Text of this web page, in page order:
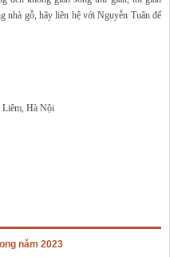
nhà gỗ, hãy liên hệ với Nguyễn Tuân để
Hà Nội
năm 2023